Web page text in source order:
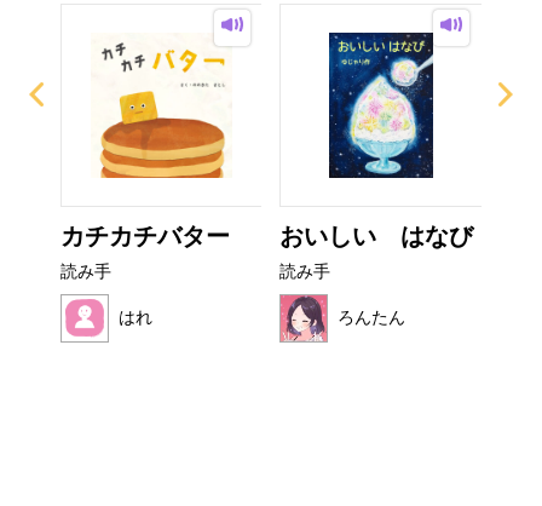
カチカチバター
読み手
はれ
おいしい はなび
読み手
ろんたん